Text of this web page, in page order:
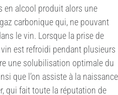
en alcool produit alors une
carbonique qui, ne pouvant
le vin. Lorsque la prise de
est refroidi pendant plusieurs
une solubilisation optimale du
que l’on assiste à la naissance
qui fait toute la réputation de